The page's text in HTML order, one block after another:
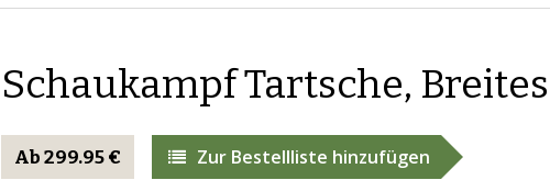
Schaukampf ​Tartsche, Breites
Ab 299.95 € Zur Bestellliste hinzufügen